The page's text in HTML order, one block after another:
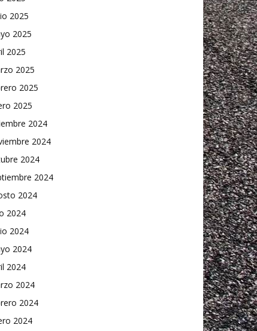
2025
2025
2025
2025
2025
2025
2024
2024
2024
2024
2024
2024
2024
2024
2024
2024
2024
2024